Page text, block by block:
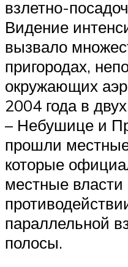
взлетно-
Видение
вызвало
пригородах,
окружающих
2004 года в
– Небушице и
прошли
которые
местные власти
параллельной
полосы.